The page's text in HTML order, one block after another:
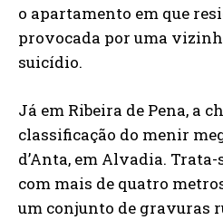
o apartamento em que
provocada por uma
suicídio.
Já em Ribeira de Pena, a
classificação do menir
d’Anta, em Alvadia.
com mais de quatro
um conjunto de gravuras